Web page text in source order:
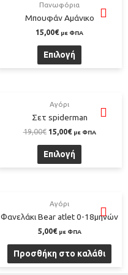
Πανωφόρια
Μπουφάν Αμάνικο
15,00€ με ΦΠΑ
Επιλογή
Αγόρι
Σετ spiderman
19,00€ 15,00€ με ΦΠΑ
Επιλογή
Αγόρι
Φανελάκι Bear atlet 0-18μηνών
5,00€ με ΦΠΑ
Προσθήκη στο καλάθι